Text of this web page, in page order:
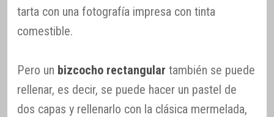
tarta con una fotografía impresa con tinta
comestible.
Pero un bizcocho rectangular también se puede
rellenar, es decir, se puede hacer un pastel de
dos capas y rellenarlo con la clásica mermelada,